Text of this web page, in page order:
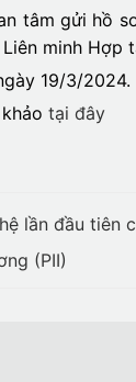
tâm gửi hồ
minh
19/3/2024.
tại đây
lần đầu tiên
(PII)